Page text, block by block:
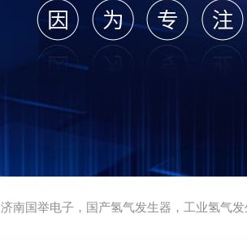
济南国举电子，国产氢气发生器，工业氢气